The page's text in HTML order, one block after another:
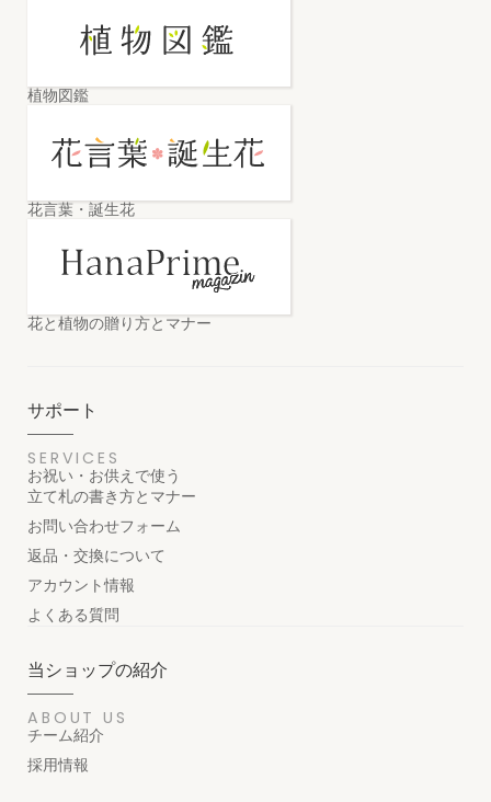
植物図鑑
花言葉・誕生花
花と植物の贈り方とマナー
サポート
SERVICES
お祝い・お供えで使う
立て札の書き方とマナー
お問い合わせフォーム
返品・交換について
アカウント情報
よくある質問
当ショップの紹介
ABOUT US
チーム紹介
採用情報